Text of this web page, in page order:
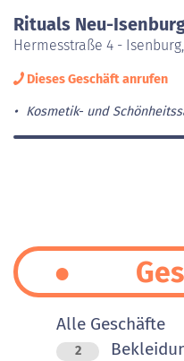
Rituals Neu-
Hermesstraße 4 -
Dieses Geschäft anrufen
Kosmetik- und
Alle Geschäfte
2